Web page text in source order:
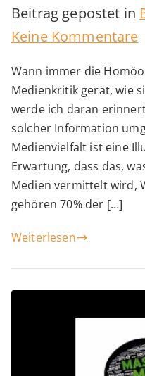
Beitrag gepostet in
Keine Kommentarezu
Wann immer die
Medienkritik gerät, wie
werde ich daran
solcher Information
Medienvielfalt ist eine
Erwartung, dass das,
Medien vermittelt wird,
gehören 70% der […]
Weiterlesen